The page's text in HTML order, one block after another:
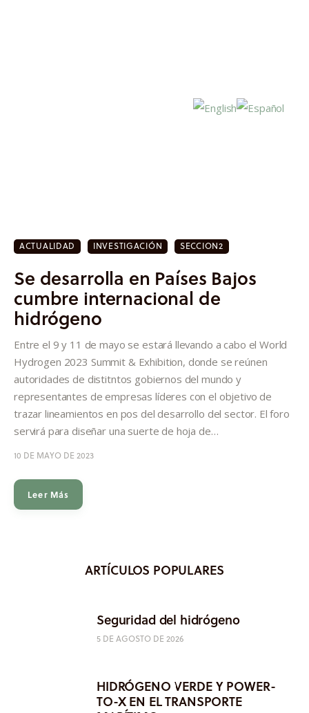
Investigación
Proyectos
Informes
Quiénes somos
ACTUALIDAD INVESTIGACIÓN SECCION2
Se desarrolla en Países Bajos
cumbre internacional de
hidrógeno
Entre el 9 y 11 de mayo se estará llevando a cabo el World
Hydrogen 2023 Summit & Exhibition, donde se reúnen
autoridades de distitntos gobiernos del mundo y
representantes de empresas líderes con el objetivo de
trazar lineamientos en pos del desarrollo del sector. El foro
servirá para diseñar una suerte de hoja de…
10 DE MAYO DE 2023
Leer Más
ARTÍCULOS POPULARES
Seguridad del hidrógeno
5 DE AGOSTO DE 2026
HIDRÓGENO VERDE Y POWER-
TO-X EN EL TRANSPORTE